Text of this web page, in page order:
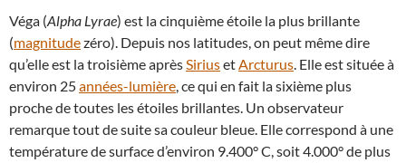
Véga (Alpha Lyrae) est la cinquième étoile la plus brillante
(magnitudezéro). Depuis nos latitudes, on peut même dire
qu’elle est la troisième aprèsSiriusetArcturus. Elle est située à
environ 25années-lumière, ce qui en fait la sixième plus
proche de toutes les étoiles brillantes. Un observateur
remarque tout de suite sa couleur bleue. Elle correspond à une
température de surface d’environ 9.400° C, soit 4.000° de plus